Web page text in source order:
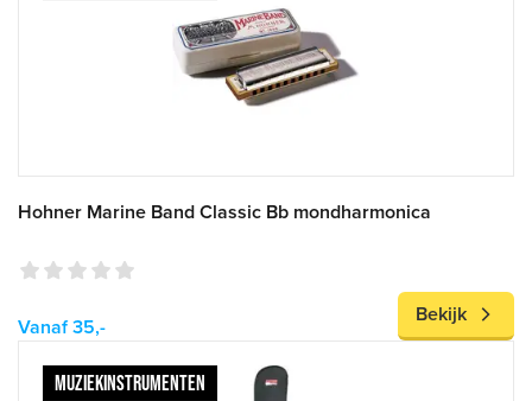
Hohner Marine Band Classic Bb mondharmonica
Vanaf 35,-
Bekijk
MUZIEKINSTRUMENTEN